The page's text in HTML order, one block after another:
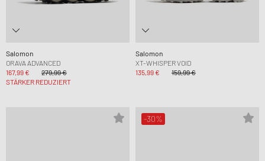
Salomon
ORAVA ADVANCED
167,99 €
279,99 €
STÄRKER REDUZIERT
Salomon
XT-WHISPER VOID
135,99 €
159,99 €
-30%